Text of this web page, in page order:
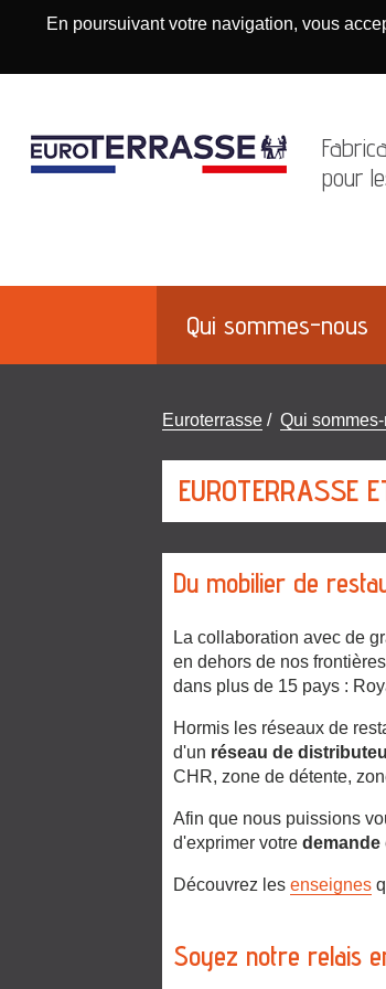
En poursuivant votre navigation, vous
pour
Qui sommes-nous
Vous
Euroterrasse / Qui
EUROTERRASSE
Du mobilier de
La collaboration avec de
en dehors de nos
dans plus de 15 pays :
Hormis les réseaux de
d'un réseau de
CHR, zone de détente,
Afin que nous puissions
d'exprimer votre demande
Découvrez les enseignes
Soyez notre relais